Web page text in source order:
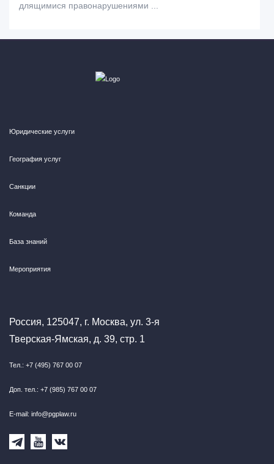
длящимися правонарушениями ...
Юридические услуги
География услуг
Санкции
Команда
База знаний
Мероприятия
Россия, 125047, г. Москва, ул. 3-я
Тверская-Ямская, д. 39, стр. 1
Тел.: +7 (495) 767 00 07
Доп. тел.: +7 (985) 767 00 07
E-mail: info@pgplaw.ru